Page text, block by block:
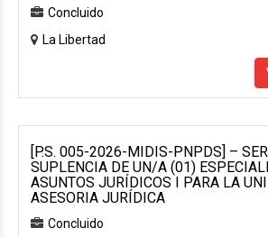
Concluido
La Libertad
[P.S. 005-2026-MIDIS-PNPDS] –
SUPLENCIA DE UN/A (01)
ASUNTOS JURÍDICOS I PARA LA
ASESORIA JURÍDICA
Concluido